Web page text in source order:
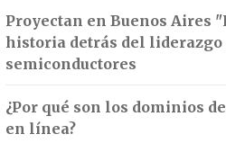
Proyectan en Buenos Aires
historia detrás del
semiconductores
¿Por qué son los dominios
en línea?